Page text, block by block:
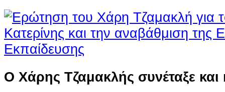
Ο Χάρης Τζαμακλής συνέταξε και